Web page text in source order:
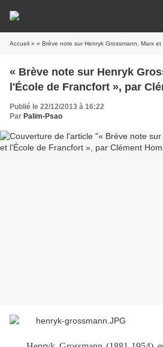
Accueil » « Brève note sur Henryk Grossmann, Marx et
« Brève note sur Henryk
l'École de Francfort », par
Publié le 22/12/2013 à 16:22
Par Palim-Psao